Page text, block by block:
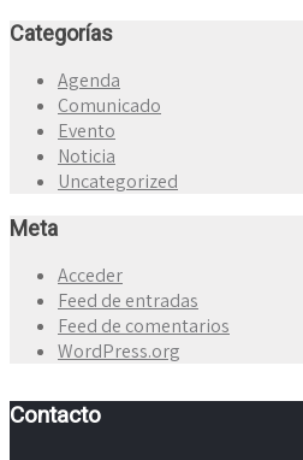
Categorías
Agenda
Comunicado
Evento
Noticia
Uncategorized
Meta
Acceder
Feed de entradas
Feed de comentarios
WordPress.org
Contacto